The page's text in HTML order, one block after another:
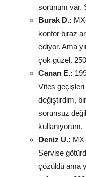
sorunum var.
Burak D.:
konfor biraz
ediyor. Ama
çok güzel.
Canan E.:
Vites geçişleri
değiştirdim,
sorunsuz
kullanıyorum.
Deniz U.:
Servise
çözüldü ama